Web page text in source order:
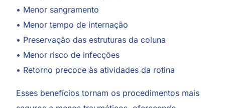
• Menor sangramento
• Menor tempo de internação
• Preservação das estruturas da coluna
• Menor risco de infecções
• Retorno precoce às atividades da rotina
Esses benefícios tornam os procedimentos mais